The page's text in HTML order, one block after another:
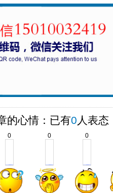
的心情：已有0 人表态
0 0 0